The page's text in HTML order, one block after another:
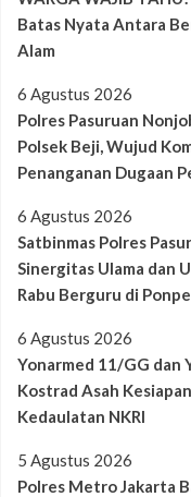
Batas Nyata Antara
Alam
6 Agustus 2026
Polres Pasuruan
Polsek Beji, Wujud
Penanganan Dugaan
6 Agustus 2026
Satbinmas Polres
Sinergitas Ulama dan
Rabu Berguru di
6 Agustus 2026
Yonarmed 11/GG dan
Kostrad Asah
Kedaulatan NKRI
5 Agustus 2026
Polres Metro Jakarta